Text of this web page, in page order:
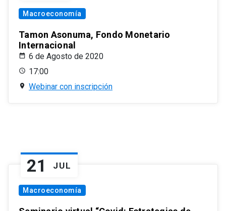
Macroeconomía
Tamon Asonuma, Fondo Monetario
Internacional
6 de Agosto de 2020
17:00
Webinar con inscripción
21 JUL
Macroeconomía